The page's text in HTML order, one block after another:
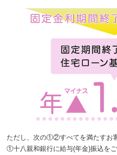
ただし、次の①②すべてを満たすお
①十八親和銀行に給与(年金)振込を